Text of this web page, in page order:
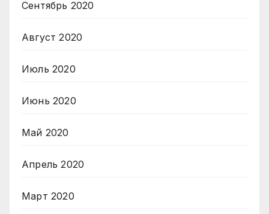
Сентябрь 2020
Август 2020
Июль 2020
Июнь 2020
Май 2020
Апрель 2020
Март 2020